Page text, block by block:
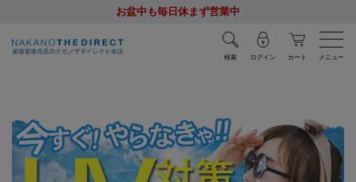
お盆中も毎日休まず営業中
検索 ログイン カート メニュー